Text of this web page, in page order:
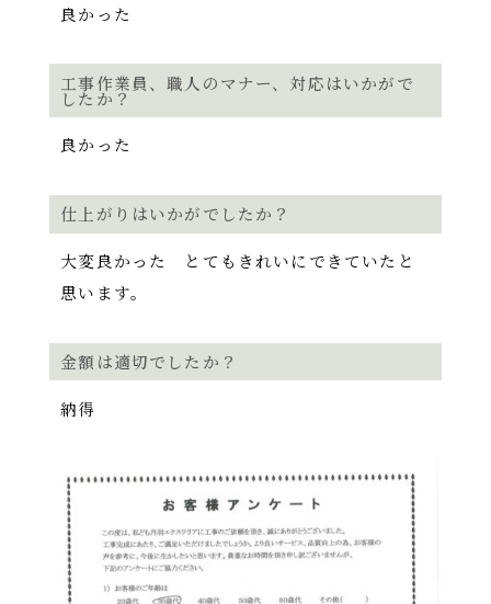
良かった
工事作業員、職人のマナー、対応はいかがで
したか？
良かった
仕上がりはいかがでしたか？
大変良かった とてもきれいにできていたと
思います。
金額は適切でしたか？
納得